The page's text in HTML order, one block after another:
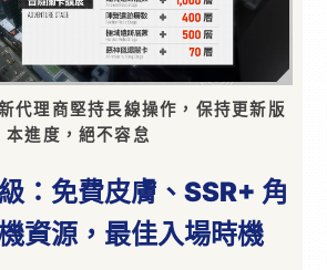
代理商堅持長線操作，保持更新版
本進度，絕不容怠
：免費皮膚、SSR+ 角
資源，最佳入場時機